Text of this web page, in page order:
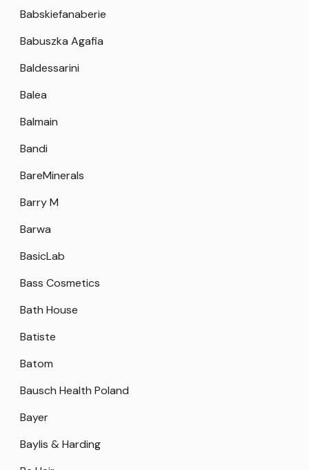
Babskiefanaberie
Babuszka Agafia
Baldessarini
Balea
Balmain
Bandi
BareMinerals
Barry M
Barwa
BasicLab
Bass Cosmetics
Bath House
Batiste
Batom
Bausch Health Poland
Bayer
Baylis & Harding